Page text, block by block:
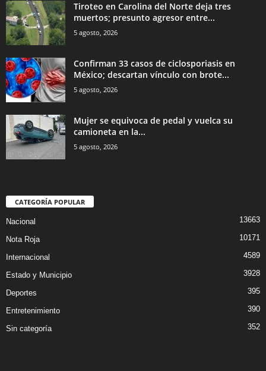
Tiroteo en Carolina del Norte deja tres
muertos; presunto agresor entre...
5 agosto, 2026
Confirman 33 casos de ciclosporiasis en
México; descartan vínculo con brote...
5 agosto, 2026
Mujer se equivoca de pedal y vuelca su
camioneta en la...
5 agosto, 2026
CATEGORÍA POPULAR
Nacional 13663
Nota Roja 10171
Internacional 4589
Estado y Municipio 3928
Deportes 395
Entretenimiento 390
Sin categoría 352